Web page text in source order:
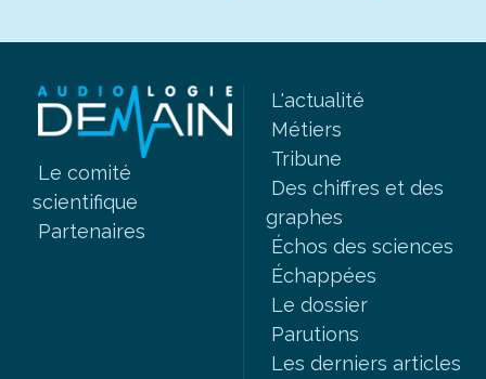
Le comité
scientifique
Partenaires
L'actualité
Métiers
Tribune
Des chiffres et des
graphes
Échos des sciences
Échappées
Le dossier
Parutions
Les derniers articles